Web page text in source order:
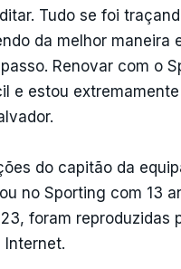
Tudo se foi
da melhor maneira
Renovar com o
e estou
do capitão da
no Sporting com 13
foram reproduzidas
Internet.